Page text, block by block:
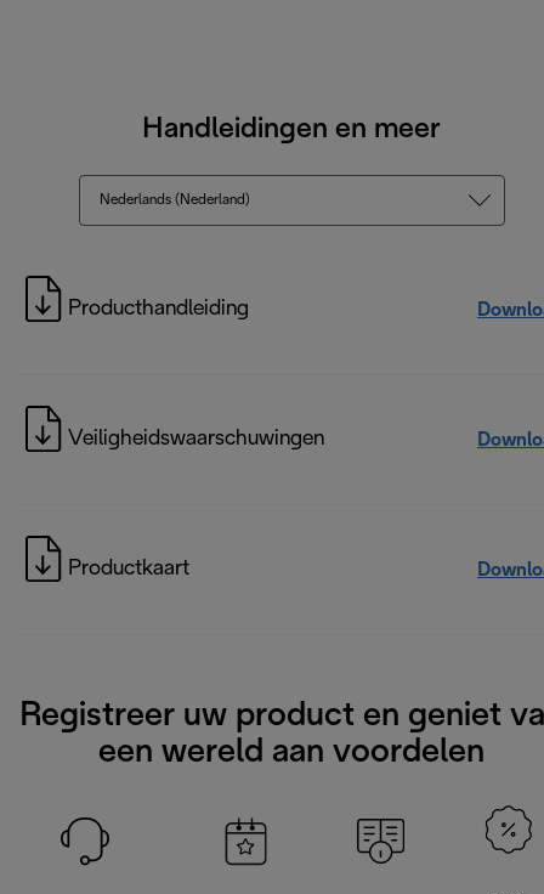
Handleidingen en meer
Nederlands (Nederland)
Producthandleiding
Veiligheidswaarschuwingen
Productkaart
Registreer uw product en geniet
een wereld aan voordelen